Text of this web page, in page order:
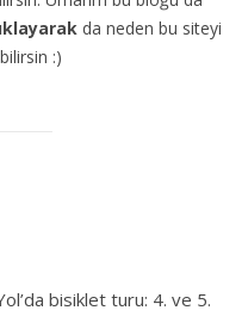
da neden bu siteyi
:)
bisiklet turu: 4. ve 5.